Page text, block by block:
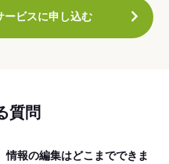
ービスに申し込む
質問
情報の編集はどこまでできま